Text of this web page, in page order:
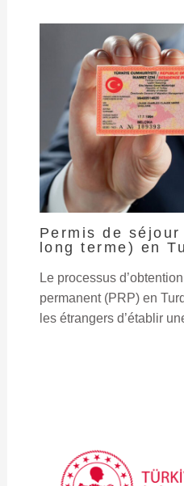
Permis de
long terme) en
Le processus
permanent (PRP) en
les étrangers d’établir